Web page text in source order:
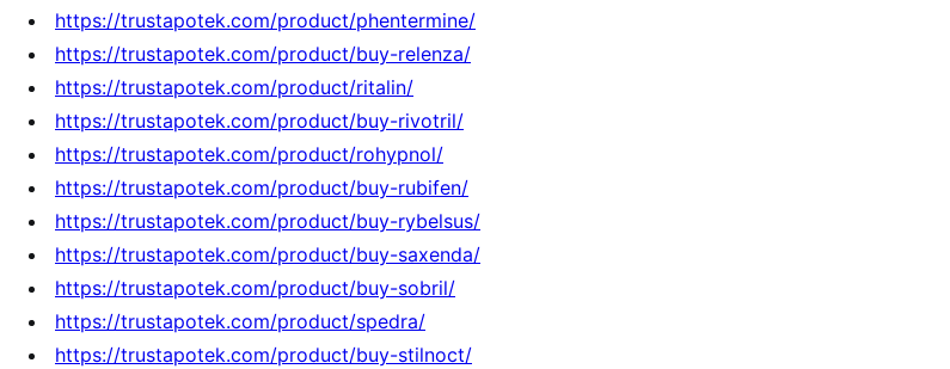
https://trustapotek.com/product/phentermine/
https://trustapotek.com/product/buy-relenza/
https://trustapotek.com/product/ritalin/
https://trustapotek.com/product/buy-rivotril/
https://trustapotek.com/product/rohypnol/
https://trustapotek.com/product/buy-rubifen/
https://trustapotek.com/product/buy-rybelsus/
https://trustapotek.com/product/buy-saxenda/
https://trustapotek.com/product/buy-sobril/
https://trustapotek.com/product/spedra/
https://trustapotek.com/product/buy-stilnoct/